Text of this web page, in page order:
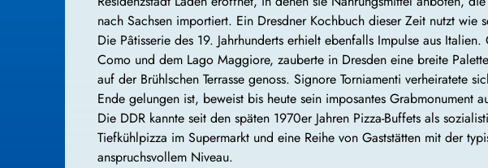
nach Sachsen importiert. Ein Dresdner Kochbuch dieser Zeit nutzt
Die Pâtisserie des 19. Jahrhunderts erhielt ebenfalls Impulse aus
Como und dem Lago Maggiore, zauberte in Dresden eine breite
auf der Brühlschen Terrasse genoss. Signore Torniamenti
Ende gelungen ist, beweist bis heute sein imposantes Grabmonument
Die DDR kannte seit den späten 1970er Jahren Pizza-Buffets als
Tiefkühlpizza im Supermarkt und eine Reihe von Gaststätten mit der
anspruchsvollem Niveau.